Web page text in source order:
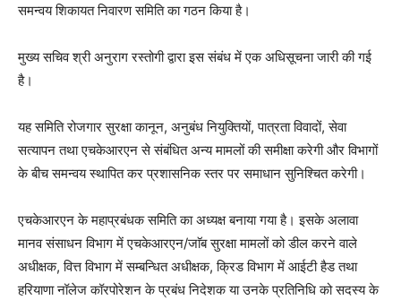
समन्वय शिकायत निवारण समिति का गठन किया है।
मुख्य सचिव श्री अनुराग रस्तोगी द्वारा इस संबंध में एक अधिसूचना जारी की गई
है।
यह समिति रोजगार सुरक्षा कानून, अनुबंध नियुक्तियों, पात्रता विवादों, सेवा
सत्यापन तथा एचकेआरएन से संबंधित अन्य मामलों की समीक्षा करेगी और विभागों
के बीच समन्वय स्थापित कर प्रशासनिक स्तर पर समाधान सुनिश्चित करेगी।
एचकेआरएन के महाप्रबंधक समिति का अध्यक्ष बनाया गया है। इसके अलावा
मानव संसाधन विभाग में एचकेआरएन/जाॅब सुरक्षा मामलों को डील करने वाले
अधीक्षक, वित्त विभाग में सम्बन्धित अधीक्षक, क्रिड विभाग में आईटी हैड तथा
हरियाणा नॉलेज कॉरपोरेशन के प्रबंध निदेशक या उनके प्रतिनिधि को सदस्य के